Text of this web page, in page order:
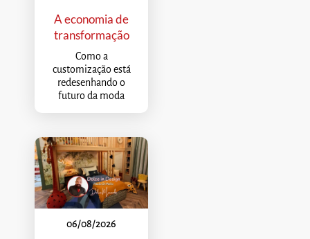
A economia de
transformação
Como a
customização está
redesenhando o
futuro da moda
06/08/2026